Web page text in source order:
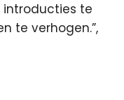
te
te verhogen.”,